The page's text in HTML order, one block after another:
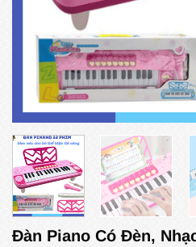
Đàn Piano Có Đèn,